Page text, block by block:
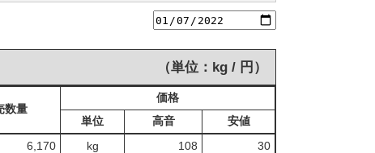
（単位：kg / 円）
数量
価格
単位
高音
安値
6,170 kg 108
30